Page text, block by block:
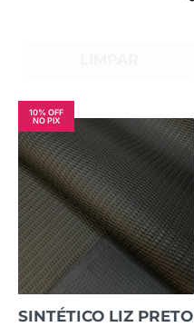
10% OFF
NO PIX
SINTÉTICO LIZ PRETO